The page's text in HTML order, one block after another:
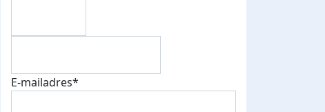
E-mailadres*